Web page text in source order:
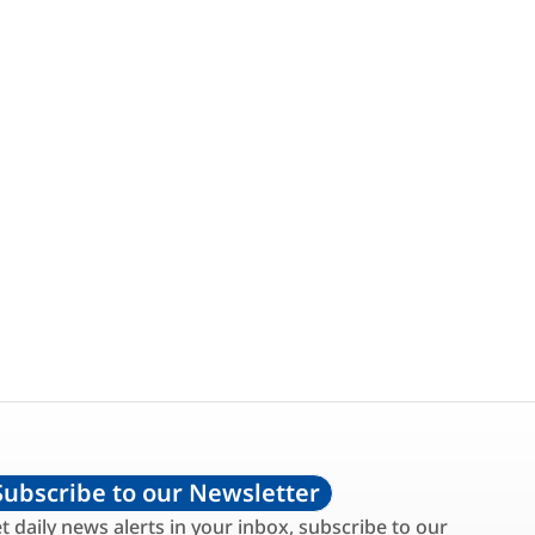
to our Newsletter
daily news alerts in your inbox, subscribe to our